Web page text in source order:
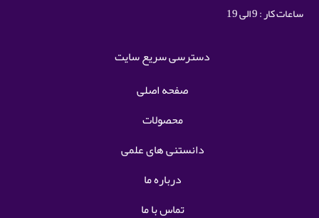
ساعات کار : 9 الی 19
دسترسی سریع سایت
صفحه اصلی
محصولات
دانستنی های علمی
درباره ما
تماس با ما